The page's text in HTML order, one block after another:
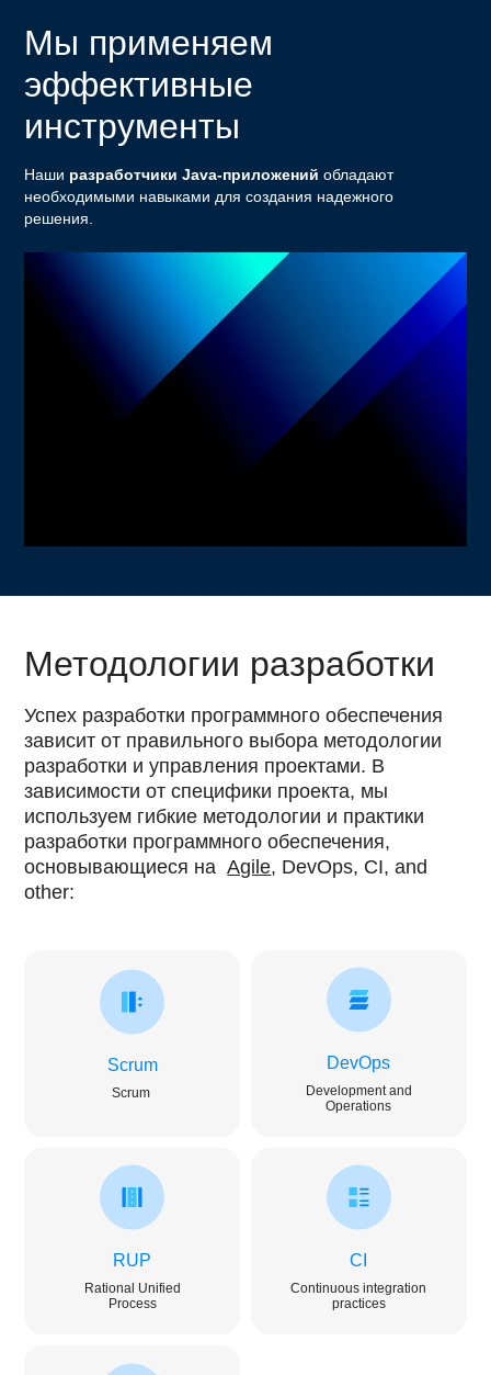
Мы применяем
эффективные
инструменты
Наши разработчики Java-приложений обладают
необходимыми навыками для создания надежного
решения.
Методологии разработки
Успех разработки программного обеспечения
зависит от правильного выбора методологии
разработки и управления проектами. В
зависимости от специфики проекта, мы
используем гибкие методологии и практики
разработки программного обеспечения,
основывающиеся наAgile, DevOps, CI, and
other:
Scrum
Scrum
DevOps
Development and
Operations
RUP
Rational Unified
Process
CI
Continuous integration
practices